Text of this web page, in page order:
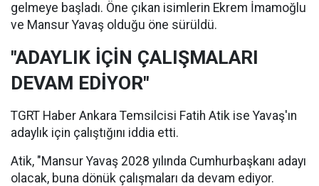
gelmeye başladı. Öne çıkan isimlerin Ekrem İmamoğlu
ve Mansur Yavaş olduğu öne sürüldü.
"ADAYLIK İÇİN ÇALIŞMALARI
DEVAM EDİYOR"
TGRT Haber Ankara Temsilcisi Fatih Atik ise Yavaş'ın
adaylık için çalıştığını iddia etti.
Atik, "Mansur Yavaş 2028 yılında Cumhurbaşkanı adayı
olacak, buna dönük çalışmaları da devam ediyor.